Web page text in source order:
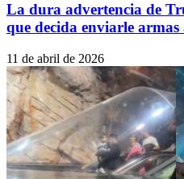
La dura advertencia de
que decida enviarle
11 de abril de 2026